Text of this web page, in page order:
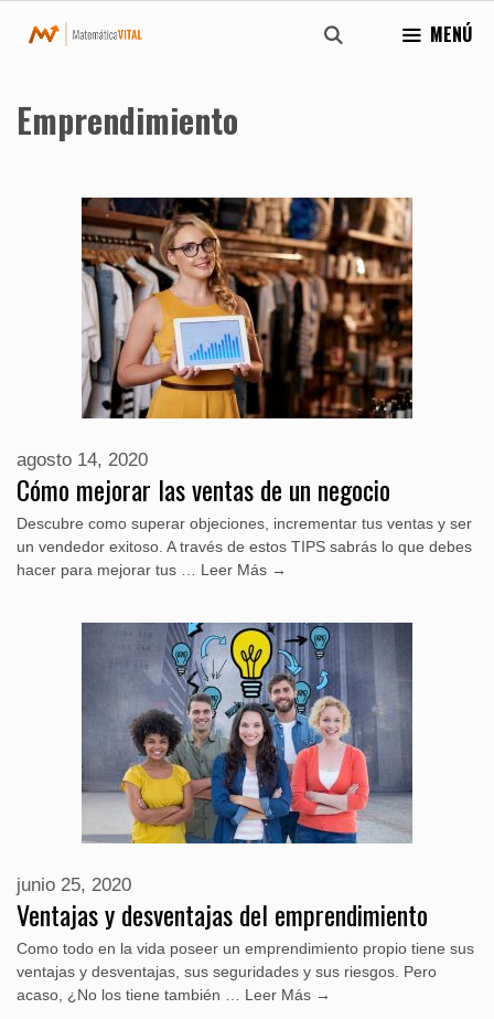
MENÚ
Emprendimiento
Cómo mejorar las ventas de un negocio
agosto 14, 2020
Descubre como superar objeciones, incrementar tus ventas y ser
un vendedor exitoso. A través de estos TIPS sabrás lo que debes
hacer para mejorar tus …
Leer Más →
Ventajas y desventajas del emprendimiento
junio 25, 2020
Como todo en la vida poseer un emprendimiento propio tiene sus
ventajas y desventajas, sus seguridades y sus riesgos. Pero
acaso, ¿No los tiene también … Leer Más →